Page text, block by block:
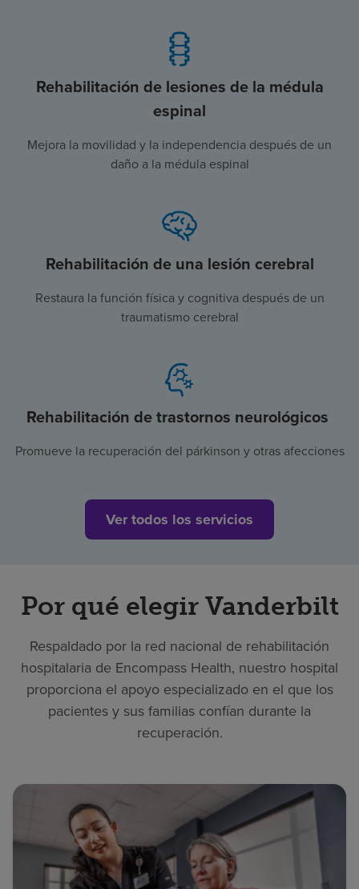
Rehabilitación de lesiones de la médula
espinal
Mejora la movilidad y la independencia después de un
daño a la médula espinal
Rehabilitación de una lesión cerebral
Restaura la función física y cognitiva después de un
traumatismo cerebral
Rehabilitación de trastornos neurológicos
Promueve la recuperación del párkinson y otras afecciones
Ver todos los servicios
Por qué elegir Vanderbilt
Respaldado por la red nacional de rehabilitación
hospitalaria de Encompass Health, nuestro hospital
proporciona el apoyo especializado en el que los
pacientes y sus familias confían durante la
recuperación.